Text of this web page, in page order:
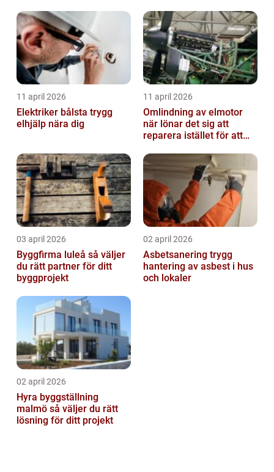
11 april 2026
Elektriker bålsta trygg
elhjälp nära dig
11 april 2026
Omlindning av elmotor
när lönar det sig att
reparera istället för att
03 april 2026
Byggfirma luleå så väljer
du rätt partner för ditt
byggprojekt
02 april 2026
Asbetsanering trygg
hantering av asbest i hus
och lokaler
02 april 2026
Hyra byggställning
malmö så väljer du rätt
lösning för ditt projekt